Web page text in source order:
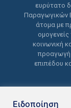
ευρύτατο
Παραγωγικών
άτομα με
κοινωνική
προαγωγή
επιπέδου
Ειδοποίηση